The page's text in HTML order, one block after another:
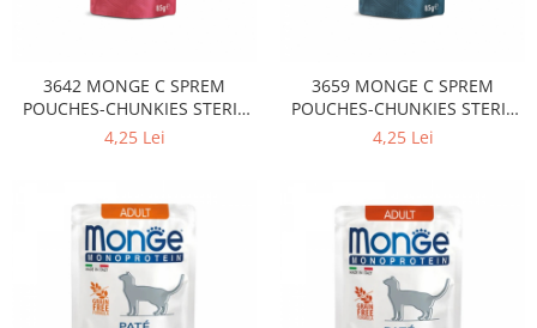
3642 MONGE C SPREM
POUCHES-CHUNKIES STERIL
RICH IN VEAL 85GR
4,25 Lei
3659 MONGE C SPREM
POUCHES-CHUNKIES STERIL
TROUT 85GR
4,25 Lei